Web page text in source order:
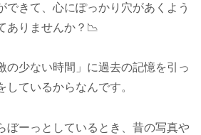
できて、心にぽっかり穴があくよう
ありませんか？📉
の少ない時間」に過去の記憶を引っ
ているからなんです。
ぼーっとしているとき、昔の写真や